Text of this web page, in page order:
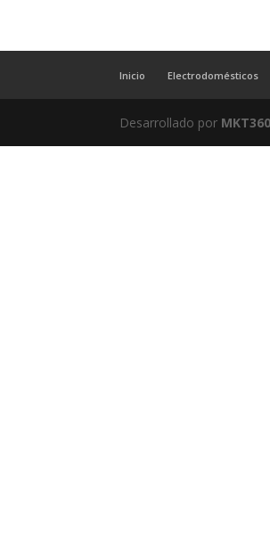
Inicio Electrodomésticos
Desarrollado por MKT360